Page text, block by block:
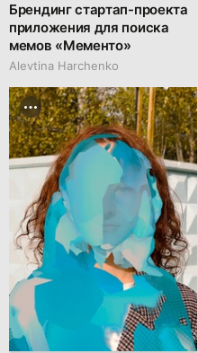
Брендинг стартап-проекта
приложения для поиска
мемов «Мементо»
Alevtina Harchenko